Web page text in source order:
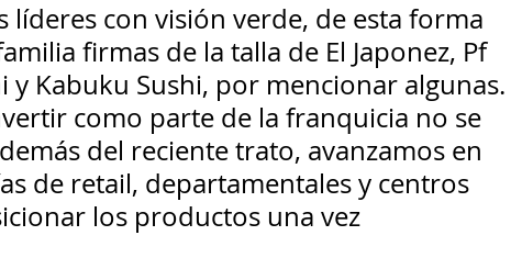
líderes con visión verde, de esta forma
firmas de la talla de El Japonez, Pf
y Kabuku Sushi, por mencionar algunas.
como parte de la franquicia no se
del reciente trato, avanzamos en
de retail, departamentales y centros
los productos una vez